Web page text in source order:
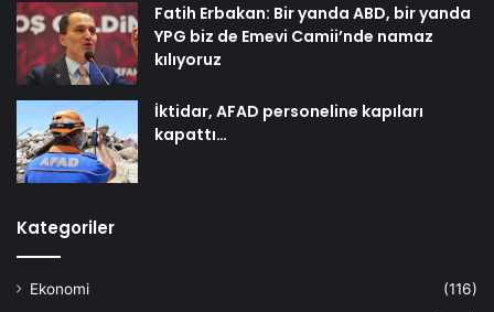
Fatih Erbakan: Bir yanda ABD, bir yanda
YPG biz de Emevi Camii’nde namaz
kılıyoruz
İktidar, AFAD personeline kapıları
kapattı…
Kategoriler
Ekonomi
(116)